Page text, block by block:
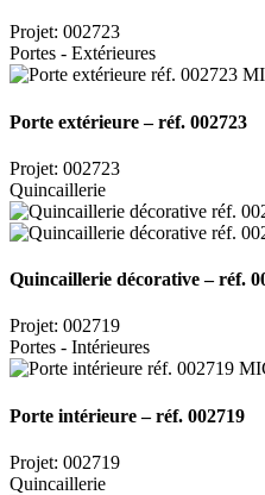
Projet: 002723
Portes - Extérieures
Porte extérieure – réf. 002723
Projet: 002723
Quincaillerie
Quincaillerie décorative – réf.
Projet: 002719
Portes - Intérieures
Porte intérieure – réf. 002719
Projet: 002719
Quincaillerie